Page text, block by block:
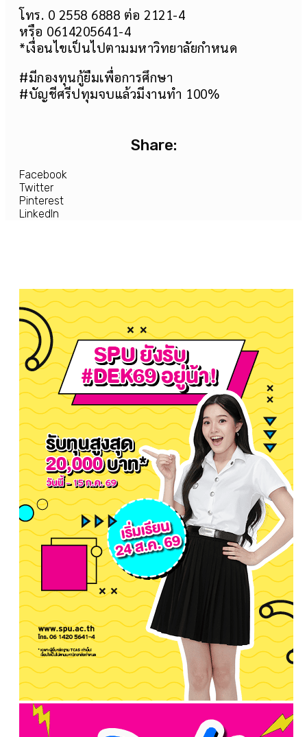
โทร. 0 2558 6888 ต่อ 2121-4
หรือ 0614205641-4
*เงื่อนไขเป็นไปตามมหาวิทยาลัยกำหนด
#มีกองทุนกู้ยืมเพื่อการศึกษา
#บัญชีศรีปทุมจบแล้วมีงานทำ 100%
Share:
Facebook
Twitter
Pinterest
LinkedIn